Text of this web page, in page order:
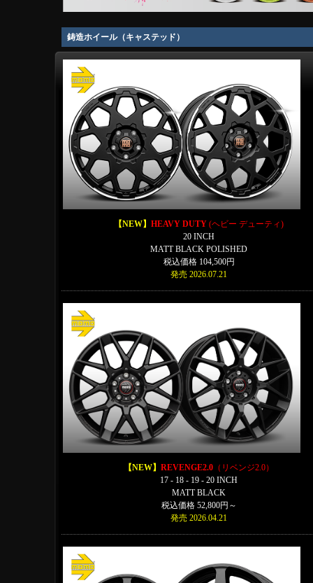
鋳造ホイール（キャステッド）
【NEW】HEAVY DUTY (ヘビー デューティ)
20 INCH
MATT BLACK POLISHED
税込価格 104,500円
発売 2026.07.21
【NEW】REVENGE2.0 （リベンジ2.0）
17 - 18 - 19 - 20 INCH
MATT BLACK
税込価格 52,800円～
発売 2026.04.21